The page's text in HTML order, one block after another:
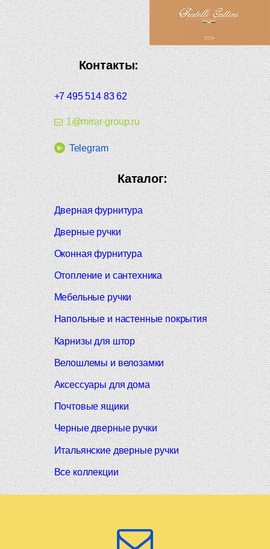
Контакты:
+7 495 514 83 62
1@mirar-group.ru
Telegram
Каталог:
Дверная фурнитура
Дверные ручки
Оконная фурнитура
Отопление и сантехника
Мебельные ручки
Напольные и настенные покрытия
Карнизы для штор
Велошлемы и велозамки
Аксессуары для дома
Почтовые ящики
Черные дверные ручки
Итальянские дверные ручки
Все коллекции